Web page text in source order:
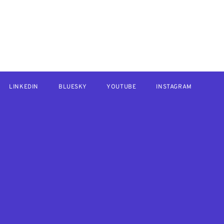
LINKEDIN BLUESKY YOUTUBE INSTAGRAM